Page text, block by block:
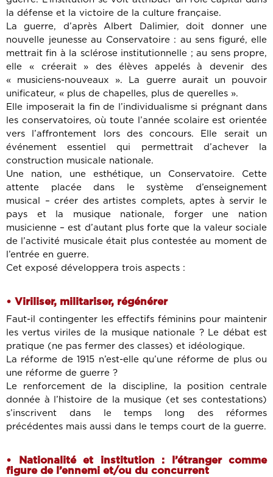
la défense et la victoire de la culture française.
La guerre, d’après Albert Dalimier, doit donner une
nouvelle jeunesse au Conservatoire : au sens figuré, elle
mettrait fin à la sclérose institutionnelle ; au sens propre,
elle « créerait » des élèves appelés à devenir des
« musiciens-nouveaux ». La guerre aurait un pouvoir
unificateur, « plus de chapelles, plus de querelles ».
Elle imposerait la fin de l’individualisme si prégnant dans
les conservatoires, où toute l’année scolaire est orientée
vers l’affrontement lors des concours. Elle serait un
événement essentiel qui permettrait d’achever la
construction musicale nationale.
Une nation, une esthétique, un Conservatoire. Cette
attente placée dans le système d’enseignement
musical – créer des artistes complets, aptes à servir le
pays et la musique nationale, forger une nation
musicienne – est d’autant plus forte que la valeur sociale
de l’activité musicale était plus contestée au moment de
l’entrée en guerre.
Cet exposé développera trois aspects :
• Viriliser, militariser, régénérer
Faut-il contingenter les effectifs féminins pour maintenir
les vertus viriles de la musique nationale ? Le débat est
pratique (ne pas fermer des classes) et idéologique.
La réforme de 1915 n’est-elle qu’une réforme de plus ou
une réforme de guerre ?
Le renforcement de la discipline, la position centrale
donnée à l’histoire de la musique (et ses contestations)
s’inscrivent dans le temps long des réformes
précédentes mais aussi dans le temps court de la guerre.
• Nationalité et institution : l’étranger comme
figure de l’ennemi et/ou du concurrent